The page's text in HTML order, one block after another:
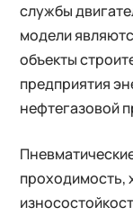
службы
модели
объекты
предприятия
нефтегазовой
проходимость,